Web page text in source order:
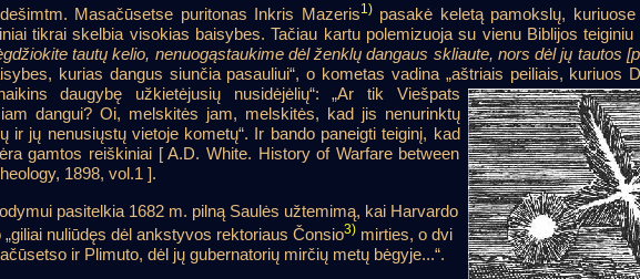
Masačūsetse puritonas Inkris Mazeris1)pasakė keletą pamokslų,
tikrai skelbia visokias baisybes. Tačiau kartu polemizuoja su vienu Biblijos teiginiu
tautų kelio, nenuogąstaukime dėl ženklų dangaus skliaute, nors dėl jų tautos
kurias dangus siunčia pasauliui“, o kometas vadina „aštriais peiliais, kuriuos
daugybę užkietėjusių nusidėjėlių“: „Ar tik Viešpats
dangui? Oi, melskitės jam, melskitės, kad jis nenurinktų
ir jų nenusiųstų vietoje kometų“. Ir bando paneigti teiginį, kad
gamtos reiškiniai [ A.D. White. History of Warfare between
1898, vol.1 ].
pasitelkia 1682 m. pilną Saulės užtemimą, kai Harvardo
nuliūdęs dėl ankstyvos rektoriaus Čonsio3)mirties, o dvi
ir Plimuto, dėl jų gubernatorių mirčių metų bėgyje...“.